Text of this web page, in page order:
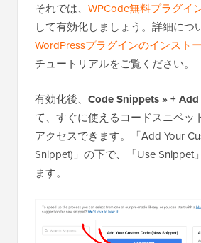
それでは、 WPCode無料プラグイ
して有効化しましょう。詳細につ
WordPressプラグインのインスト
チュートリアルをご覧ください。
有効化後、 Code Snippets » +
て、すぐに使えるコードスニペッ
アクセスできます。「Add Your
Snippet)」の下で、「Use Snippet
ます。